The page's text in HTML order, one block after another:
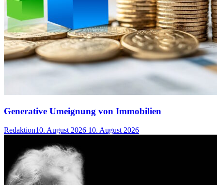
Generative Umeignung von Immobilien
Redaktion10. August 2026 10. August 2026